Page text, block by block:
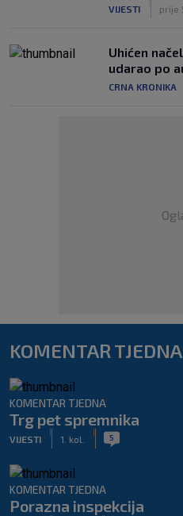
VIJESTI prije
Uhićen
udarao po
CRNA KRONIKA
KOMENTAR TJEDNA
KOMENTAR TJEDNA
Trg pet spremnika
VIJESTI 1. kol. 5
KOMENTAR TJEDNA
Porazna inspekcija